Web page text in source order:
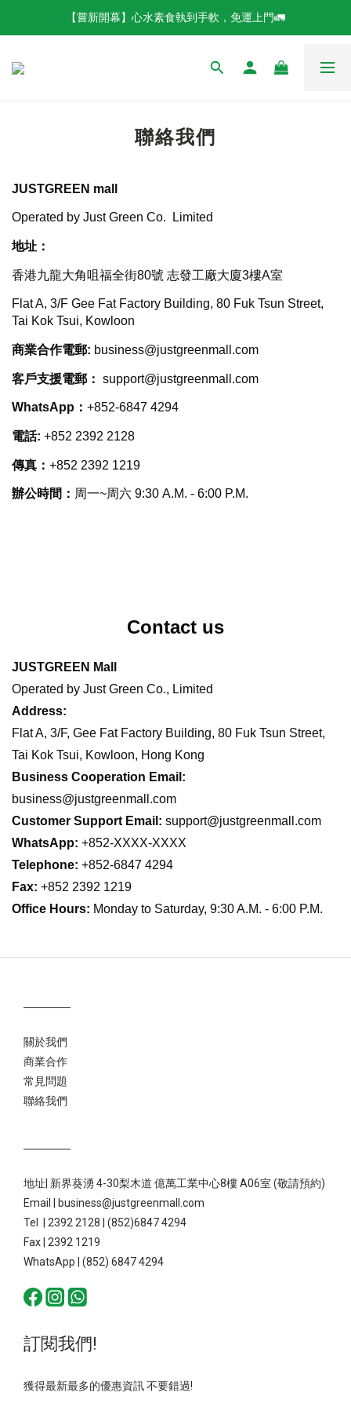
【嘗新開幕】心水素食執到手軟，免運上門🚛
聯絡我們
JUSTGREEN mall
Operated by Just Green Co. Limited
地址：
香港九龍大角咀福全街80號 志發工廠大廈3樓A室
Flat A, 3/F Gee Fat Factory Building, 80 Fuk Tsun Street,
Tai Kok Tsui, Kowloon
商業合作電郵: business@justgreenmall.com
客戶支援電郵： support@justgreenmall.com
WhatsApp： +852-6847 4294
電話: +852 2392 2128
傳真： +852 2392 1219
辦公時間： 周一~周六 9:30 A.M. - 6:00 P.M.
Contact us
JUSTGREEN Mall
Operated by Just Green Co., Limited
Address:
Flat A, 3/F, Gee Fat Factory Building, 80 Fuk Tsun Street,
Tai Kok Tsui, Kowloon, Hong Kong
Business Cooperation Email:
business@justgreenmall.com
Customer Support Email: support@justgreenmall.com
WhatsApp: +852-XXXX-XXXX
Telephone: +852-6847 4294
Fax: +852 2392 1219
Office Hours: Monday to Saturday, 9:30 A.M. - 6:00 P.M.
關於我們
商業合作
常見問題
聯絡我們
地址| 新界葵湧 4-30梨木道 億萬工業中心8樓 A06室 (敬請預約)
Email | business@justgreenmall.com
Tel | 2392 2128 | (852)6847 4294
Fax | 2392 1219
WhatsApp | (852) 6847 4294
訂閱我們!
獲得最新最多的優惠資訊 不要錯過!